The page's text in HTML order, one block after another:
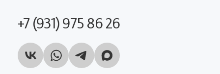
+7 (931) 975 86 26